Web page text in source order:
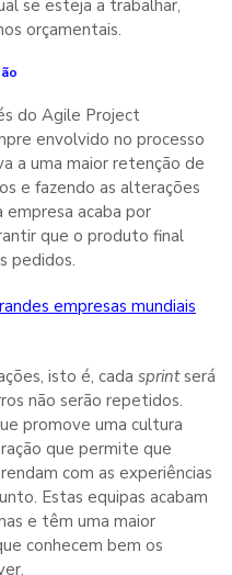
se esteja a trabalhar,
orçamentais.
do Agile Project
envolvido no processo
a uma maior retenção de
e fazendo as alterações
empresa acaba por
que o produto final
pedidos.
empresas mundiais
isto é, cada sprintserá
não serão repetidos.
promove uma cultura
que permite que
com as experiências
Estas equipas acabam
e têm uma maior
conhecem bem os